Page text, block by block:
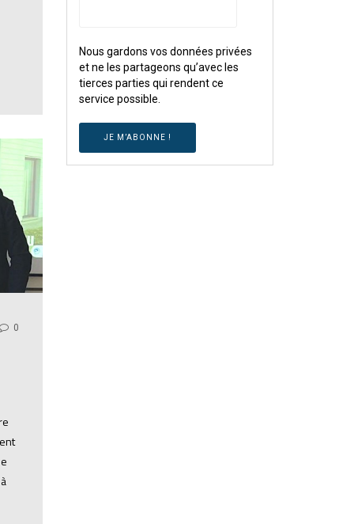
0
Nous gardons vos données privées
et ne les partageons qu’avec les
tierces parties qui rendent ce
service possible.